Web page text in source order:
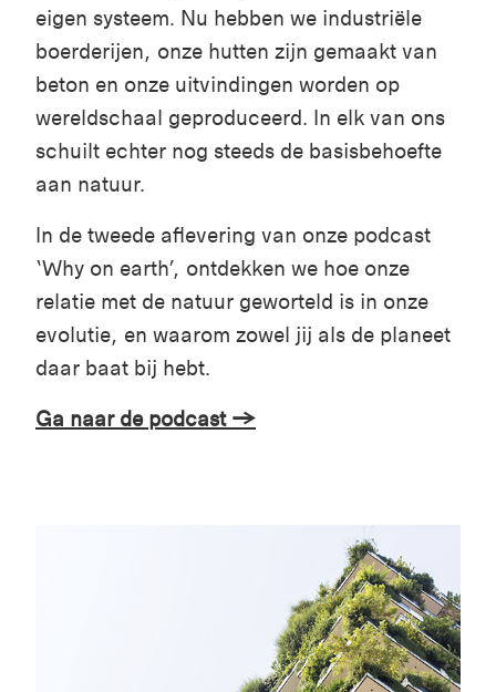
eigen systeem. Nu hebben we industriële
boerderijen, onze hutten zijn gemaakt van
beton en onze uitvindingen worden op
wereldschaal geproduceerd. In elk van ons
schuilt echter nog steeds de basisbehoefte
aan natuur.
In de tweede aflevering van onze podcast
‘Why on earth’, ontdekken we hoe onze
relatie met de natuur geworteld is in onze
evolutie, en waarom zowel jij als de planeet
daar baat bij hebt.
Ga naar de podcast →